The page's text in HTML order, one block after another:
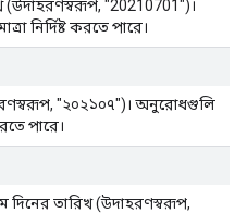
(উদাহরণস্বরূপ, "20210701")।
নির্দিষ্ট করতে পারে।
"২০২১০৭")। অনুরোধগুলি
পারে।
দিনের তারিখ (উদাহরণস্বরূপ,